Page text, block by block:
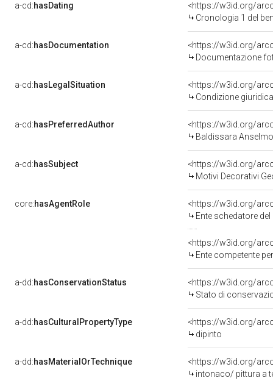
a-cd:hasDating
<https://w3id.org/
Cronologia 1 del
a-cd:hasDocumentation
Documentazione
a-cd:hasLegalSituation
Condizione
a-cd:hasPreferredAuthor
<https://w3id.org/
Baldissara
a-cd:hasSubject
<https://w3id.org/
Motivi Decorativi
core:hasAgentRole
<https://w3id.org/
Ente schedatore
<https://w3id.org/
Ente competente per tutela
a-dd:hasConservationStatus
<https://w3id.org/
Stato di
a-dd:hasCulturalPropertyType
<https://w3id.org/
dipinto
a-dd:hasMaterialOrTechnique
<https://w3id.org/
intonaco/ pittura a